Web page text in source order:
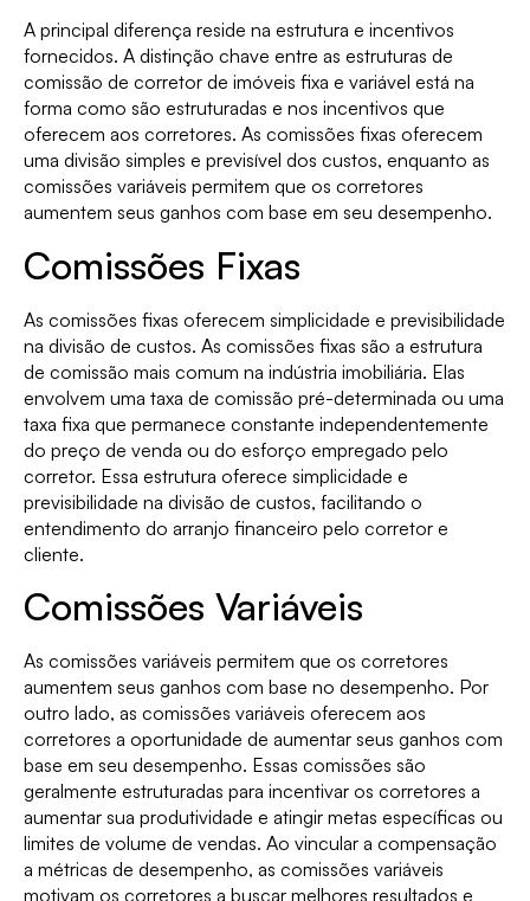
A principal diferença reside na estrutura e incentivos
fornecidos. A distinção chave entre as estruturas de
comissão de corretor de imóveis fixa e variável está na
forma como são estruturadas e nos incentivos que
oferecem aos corretores. As comissões fixas oferecem
uma divisão simples e previsível dos custos, enquanto as
comissões variáveis permitem que os corretores
aumentem seus ganhos com base em seu desempenho.
Comissões Fixas
As comissões fixas oferecem simplicidade e previsibilidade
na divisão de custos. As comissões fixas são a estrutura
de comissão mais comum na indústria imobiliária. Elas
envolvem uma taxa de comissão pré-determinada ou uma
taxa fixa que permanece constante independentemente
do preço de venda ou do esforço empregado pelo
corretor. Essa estrutura oferece simplicidade e
previsibilidade na divisão de custos, facilitando o
entendimento do arranjo financeiro pelo corretor e
cliente.
Comissões Variáveis
As comissões variáveis permitem que os corretores
aumentem seus ganhos com base no desempenho. Por
outro lado, as comissões variáveis oferecem aos
corretores a oportunidade de aumentar seus ganhos com
base em seu desempenho. Essas comissões são
geralmente estruturadas para incentivar os corretores a
aumentar sua produtividade e atingir metas específicas ou
limites de volume de vendas. Ao vincular a compensação
a métricas de desempenho, as comissões variáveis
motivam os corretores a buscar melhores resultados e